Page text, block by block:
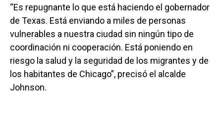
“Es repugnante lo que está haciendo el gobernador
de Texas. Está enviando a miles de personas
vulnerables a nuestra ciudad sin ningún tipo de
coordinación ni cooperación. Está poniendo en
riesgo la salud y la seguridad de los migrantes y de
los habitantes de Chicago”, precisó el alcalde
Johnson.